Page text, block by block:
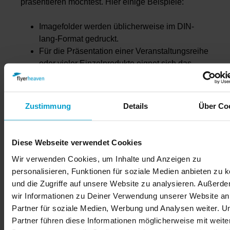
Zustimmung Details Über
Diese Webseite verwendet Cookies
Wir verwenden Cookies, um Inhalte und Anzeigen zu
personalisieren, Funktionen für soziale Medien anbieten zu
und die Zugriffe auf unsere Website zu analysieren.
wir Informationen zu Deiner Verwendung unserer Website
Partner für soziale Medien, Werbung und Analysen weiter.
Partner führen diese Informationen möglicherweise mit
Imagefolder werden üblicherweise im DIN-
lang-Format gedruckt.
Für die Präsentation einer Veranstaltungsreihe
oder vieler Einzelprodukte eignet sich das
DIN-A7-Format.
später am POI (Point of Interest) und POS (Point of
Sale) verteilt, in einer Filiale ausgelegt oder
Warensendungen beigelegt werden sollen.
Folder mit hoher Werbewirkung